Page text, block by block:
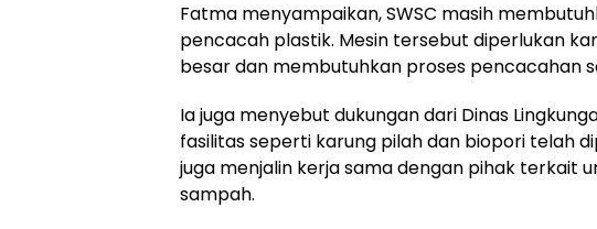
Fatma menyampaikan, SWSC masih
pencacah plastik. Mesin tersebut diperlukan
besar dan membutuhkan proses pencacahan
Ia juga menyebut dukungan dari Dinas
fasilitas seperti karung pilah dan biopori telah
juga menjalin kerja sama dengan pihak terkait
sampah.